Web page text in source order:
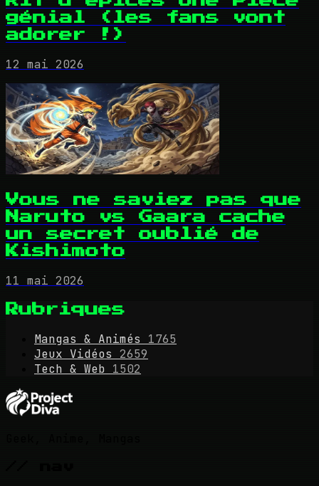
génial (les fans vont
adorer !)
12 mai 2026
Vous ne saviez pas que
Naruto vs Gaara cache
un secret oublié de
Kishimoto
11 mai 2026
Rubriques
Mangas & Animés
1765
Jeux Vidéos
2659
Tech & Web 1502